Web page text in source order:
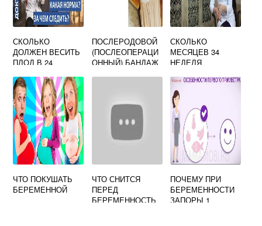
СКОЛЬКО
ДОЛЖЕН ВЕСИТЬ
ПЛОД В 24
БЕРЕМЕННОСТИ
ПОСЛЕРОДОВОЙ
(ПОСЛЕОПЕРАЦИ
ОННЫЙ) БАНДАЖ
СКОЛЬКО И КАК
НОСИТЬ, КАКОЙ
ЛУЧШЕ?
СКОЛЬКО
МЕСЯЦЕВ 34
НЕДЕЛЯ
ЧТО ПОКУШАТЬ
БЕРЕМЕННОЙ
ЧТО СНИТСЯ
ПЕРЕД
БЕРЕМЕННОСТЬ
ПОЧЕМУ ПРИ
БЕРЕМЕННОСТИ
ЗАПОРЫ 1